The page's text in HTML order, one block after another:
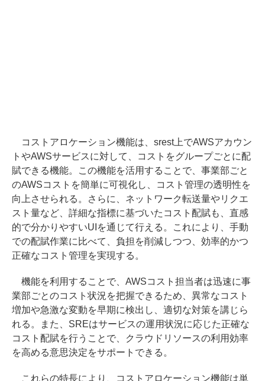
コストアロケーション機能は、srest上でAWSアカウン
トやAWSサービスに対して、コストをグループごとに配
賦できる機能。この機能を活用することで、事業部ごと
のAWSコストを簡単に可視化し、コスト管理の透明性を
向上させられる。さらに、ネットワーク転送量やリクエ
スト量など、詳細な指標に基づいたコスト配賦も、直感
的で分かりやすいUIを通じて行える。これにより、手動
での配賦作業に比べて、負担を削減しつつ、効率的かつ
正確なコスト管理を実現する。
機能を利用することで、AWSコスト担当者は迅速に事
業部ごとのコスト状況を把握できるため、異常なコスト
増加や急激な変動を早期に検出し、適切な対策を講じら
れる。また、SREはサービスの運用状況に応じた正確な
コスト配賦を行うことで、クラウドリソースの利用効率
を高める意思決定をサポートできる。
これらの特長により、コストアロケーション機能は単